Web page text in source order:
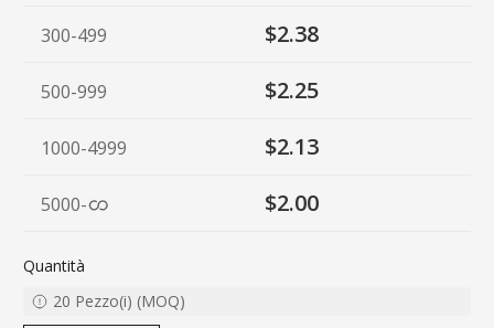
300-499 $2.38
500-999 $2.25
1000-4999 $2.13
5000- $2.00
Quantità
20 Pezzo(i) (MOQ)